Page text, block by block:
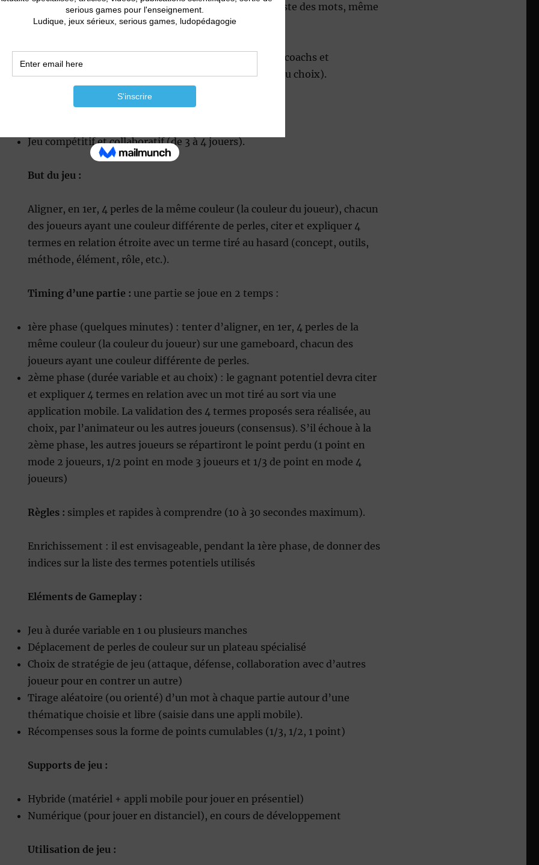
car il est extrêmement simple et rapide d’adapter la liste des mots, même
au dernier moment et de choisir ses thématiques.
est destiné aux formateurs, enseignants, coachs et
facilitateurs spécialisés sur un domaine (thématique au choix).
Type de jeu :
Jeu compétitif et collaboratif (de 3 à 4 jouers).
But du jeu :
Aligner, en 1er, 4 perles de la même couleur (la couleur du joueur), chacun
des joueurs ayant une couleur différente de perles, citer et expliquer 4
termes en relation étroite avec un terme tiré au hasard (concept, outils,
méthode, élément, rôle, etc.).
Timing d’une partie : une partie se joue en 2 temps :
1ère phase (quelques minutes) : tenter d’aligner, en 1er, 4 perles de la
même couleur (la couleur du joueur) sur une gameboard, chacun des
joueurs ayant une couleur différente de perles.
2ème phase (durée variable et au choix) : le gagnant potentiel devra citer
et expliquer 4 termes en relation avec un mot tiré au sort via une
application mobile. La validation des 4 termes proposés sera réalisée, au
choix, par l’animateur ou les autres joueurs (consensus). S’il échoue à la
2ème phase, les autres joueurs se répartiront le point perdu (1 point en
mode 2 joueurs, 1/2 point en mode 3 joueurs et 1/3 de point en mode 4
joueurs)
Règles : simples et rapides à comprendre (10 à 30 secondes maximum).
Enrichissement : il est envisageable, pendant la 1ère phase, de donner des
indices sur la liste des termes potentiels utilisés
Eléments de Gameplay :
Jeu à durée variable en 1 ou plusieurs manches
Déplacement de perles de couleur sur un plateau spécialisé
Choix de stratégie de jeu (attaque, défense, collaboration avec d’autres
joueur pour en contrer un autre)
Tirage aléatoire (ou orienté) d’un mot à chaque partie autour d’une
thématique choisie et libre (saisie dans une appli mobile).
Récompenses sous la forme de points cumulables (1/3, 1/2, 1 point)
Supports de jeu :
Hybride (matériel + appli mobile pour jouer en présentiel)
Numérique (pour jouer en distanciel), en cours de développement
Utilisation de jeu :